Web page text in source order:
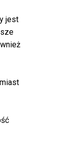
jest